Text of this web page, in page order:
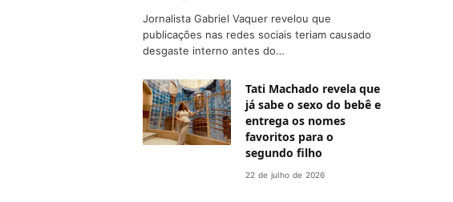
Jornalista Gabriel Vaquer revelou que
publicações nas redes sociais teriam causado
desgaste interno antes do…
Tati Machado revela que
já sabe o sexo do bebê e
entrega os nomes
favoritos para o
segundo filho
22 de julho de 2026